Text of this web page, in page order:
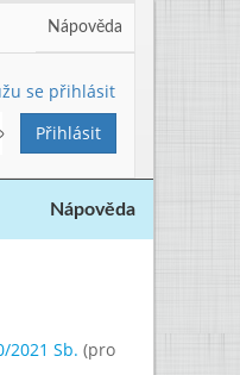
Nápověda
se přihlásit
Nápověda
2021 Sb. (pro